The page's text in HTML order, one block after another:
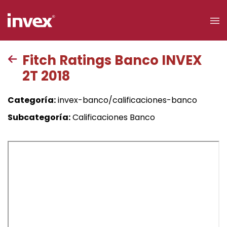
Acceso a
Buscar
Fitch Ratings Banco INVEX
2T 2018
Categoría:invex-banco/calificaciones-banco
Subcategoría:Calificaciones Banco